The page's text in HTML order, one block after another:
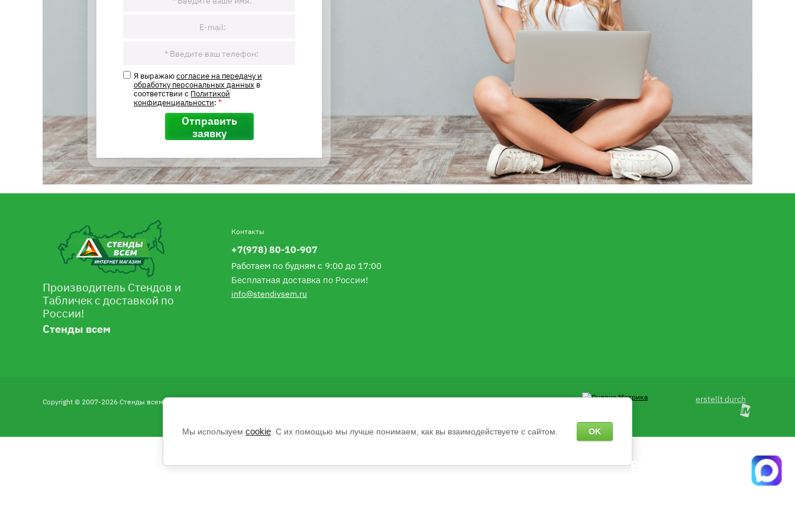
Есть вопросы?
Я выражаюсогласие на передачу и
обработку персональных данных в
соответствии с Политикой
конфиденциальности: *
Отправить
заявку
Производитель Стендов и
Табличек с доставкой по
России!
Стенды всем
Контакты
+7(978) 80-10-907
Работаем по будням с 9:00 до 17:00
Бесплатная доставка по России!
info@stendivsem.ru
Copyright © 2007-2026 Стенды всем erstellt durch
Мы используемcookie . С их помощью мы лучше понимаем, как вы взаимодействуете с сайтом. OK